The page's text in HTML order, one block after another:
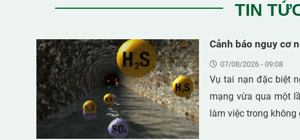
TIN
Cảnh báo nguy cơ
07/08/2026 - 09:08
Vụ tai nạn đặc biệt
mạng vừa qua một
làm việc trong không
động có thể xảy ra